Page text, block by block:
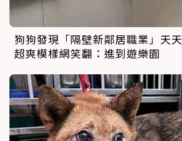
狗狗發現「隔壁新鄰居職業」天
超爽模樣網笑翻：進到遊樂園